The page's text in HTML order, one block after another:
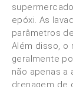
epóxi. As
parâmetros
Além disso, o
geralmente
não apenas
drenagem de